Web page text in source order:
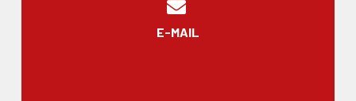
E-MAIL